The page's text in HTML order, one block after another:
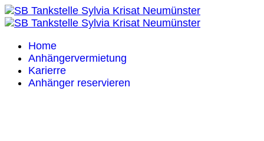
Home
Anhängervermietung
Karierre
Anhänger reservieren